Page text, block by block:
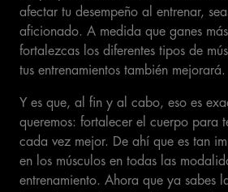
afectar tu desempeño al entrenar,
aficionado. A medida que ganes
fortalezcas los diferentes tipos de
tus entrenamientos también mejorará.
Y es que, al fin y al cabo, eso es
queremos: fortalecer el cuerpo para
cada vez mejor. De ahí que es tan
en los músculos en todas las
entrenamiento. Ahora que ya sabes